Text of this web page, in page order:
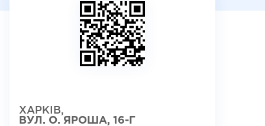
ХАРКІВ,
ВУЛ. О. ЯРОША, 16-Г